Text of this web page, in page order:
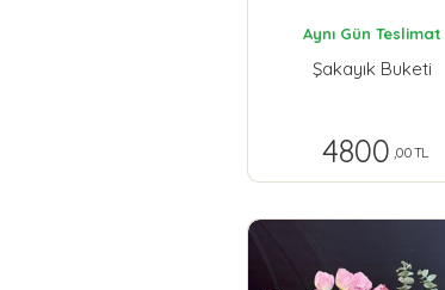
Aynı Gün Teslimat
Şakayık Buketi
4800 ,00 TL